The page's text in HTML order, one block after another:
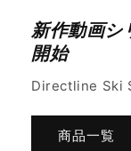
新作動画
開始
Directline Ski
商品一覧